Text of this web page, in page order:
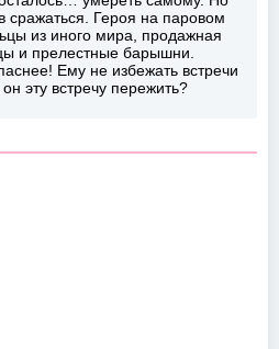
сражаться. Героя на паровом
из иного мира, продажная
и прелестные барышни.
Ему не избежать встречи
эту встречу пережить?